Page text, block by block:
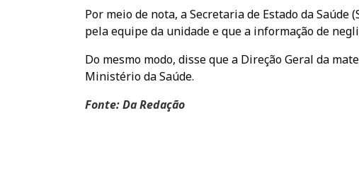
Por meio de nota, a Secretaria de Estado da
pela equipe da unidade e que a informação de
Do mesmo modo, disse que a Direção Geral da
Ministério da Saúde.
Fonte: Da Redação